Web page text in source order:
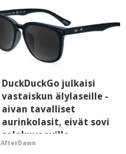
DuckDuckGo julkaisi
vastaiskun älylaseille -
aivan tavalliset
aurinkolasit, eivät sovi
salakuvaaville
hyypiöille
AfterDawn